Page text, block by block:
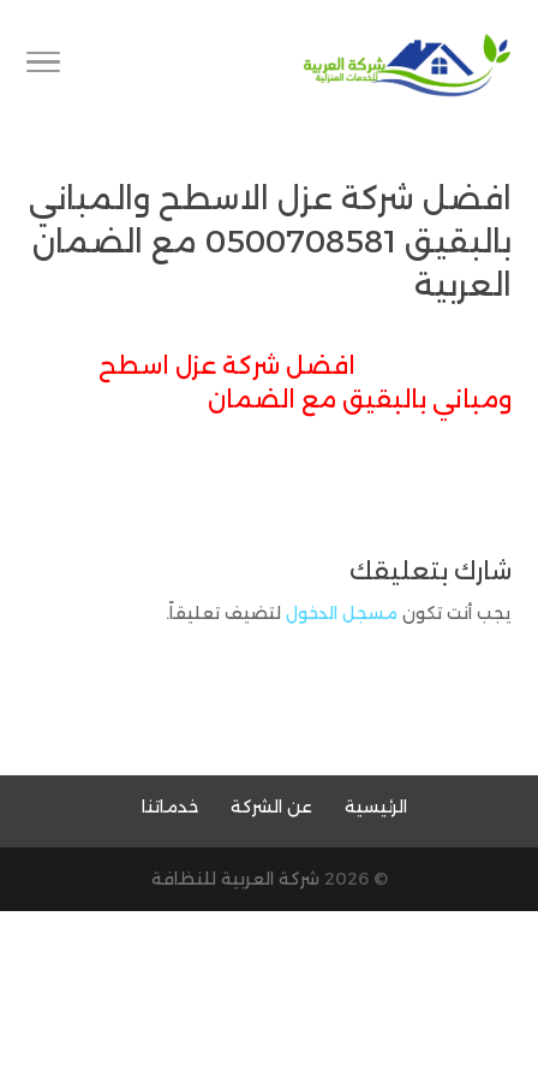
افضل شركة عزل الاسطح والمباني
بالبقيق 0500708581 مع الضمان
العربية
افضل شركة عزل اسطح
ومباني بالبقيق مع الضمان
شارك بتعليقك
يجب أنت تكون مسجل الدخول لتضيف تعليقاً.
الرئيسية عن الشركة خدماتنا
© 2026 شركة العربية للنظافة